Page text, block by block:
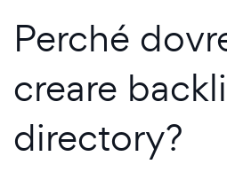
Perché
creare
directory?